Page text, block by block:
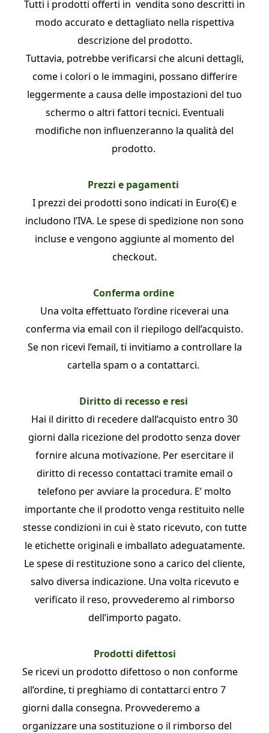
Tutti i prodotti offerti in vendita sono descritti in
modo accurato e dettagliato nella rispettiva
descrizione del prodotto.
Tuttavia, potrebbe verificarsi che alcuni dettagli,
come i colori o le immagini, possano differire
leggermente a causa delle impostazioni del tuo
schermo o altri fattori tecnici. Eventuali
modifiche non influenzeranno la qualità del
prodotto.
Prezzi e pagamenti
I prezzi dei prodotti sono indicati in Euro(€) e
includono l’IVA. Le spese di spedizione non sono
incluse e vengono aggiunte al momento del
checkout.
Conferma ordine
Una volta effettuato l’ordine riceverai una
conferma via email con il riepilogo dell’acquisto.
Se non ricevi l’email, ti invitiamo a controllare la
cartella spam o a contattarci.
Diritto di recesso e resi
Hai il diritto di recedere dall’acquisto entro 30
giorni dalla ricezione del prodotto senza dover
fornire alcuna motivazione. Per esercitare il
diritto di recesso contattaci tramite email o
telefono per avviare la procedura. E’ molto
importante che il prodotto venga restituito nelle
stesse condizioni in cui è stato ricevuto, con tutte
le etichette originali e imballato adeguatamente.
Le spese di restituzione sono a carico del cliente,
salvo diversa indicazione. Una volta ricevuto e
verificato il reso, provvederemo al rimborso
dell’importo pagato.
Prodotti difettosi
Se ricevi un prodotto difettoso o non conforme
all’ordine, ti preghiamo di contattarci entro 7
giorni dalla consegna. Provvederemo a
organizzare una sostituzione o il rimborso del